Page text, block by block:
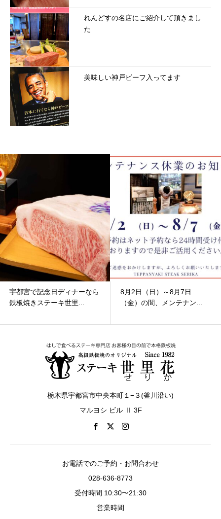
れんどすの名店にご紹介して頂きまし
た
美味しい神戸ビーフ入ってます
8月2日（日）～8月7日
（金）の間、メンテナン...
8月9日,16日（日）は営業し
ます
栃木県宇都宮市中央本町１−３(釜川沿い)
マルヨシ ビル Ⅱ 3F
お電話でのご予約・お問合わせ
028-636-8773
受付時間 10:30〜21:30
営業時間